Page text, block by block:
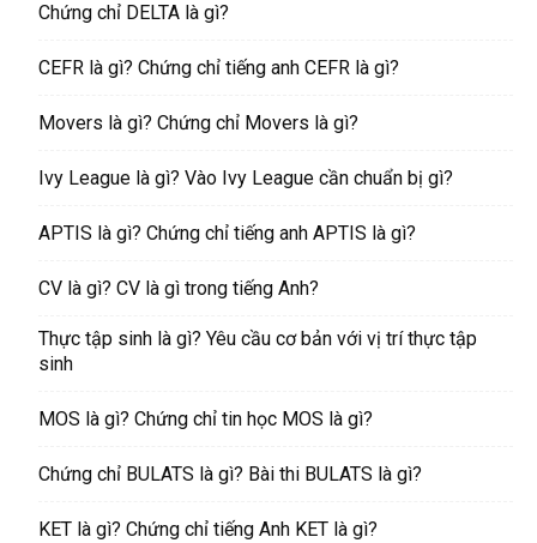
Chứng chỉ DELTA là gì?
CEFR là gì? Chứng chỉ tiếng anh CEFR là gì?
Movers là gì? Chứng chỉ Movers là gì?
Ivy League là gì? Vào Ivy League cần chuẩn bị gì?
APTIS là gì? Chứng chỉ tiếng anh APTIS là gì?
CV là gì? CV là gì trong tiếng Anh?
Thực tập sinh là gì? Yêu cầu cơ bản với vị trí thực tập
sinh
MOS là gì? Chứng chỉ tin học MOS là gì?
Chứng chỉ BULATS là gì? Bài thi BULATS là gì?
KET là gì? Chứng chỉ tiếng Anh KET là gì?